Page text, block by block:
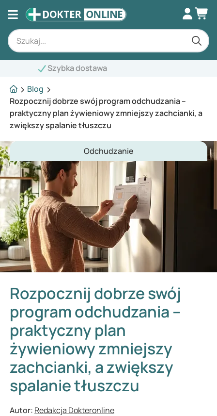
Profesjonalne doradztwo
Blog
Rozpocznij dobrze swój program odchudzania –
praktyczny plan żywieniowy zmniejszy zachcianki, a
zwiększy spalanie tłuszczu
Odchudzanie
Rozpocznij dobrze swój
program odchudzania –
praktyczny plan
żywieniowy zmniejszy
zachcianki, a zwiększy
spalanie tłuszczu
Autor: Redakcja Dokteronline